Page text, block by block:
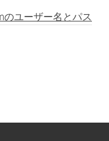
ユーザー名とパス